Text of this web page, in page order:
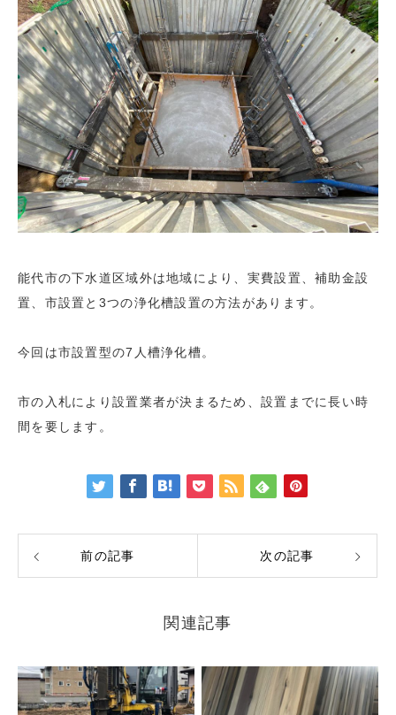
能代市の下水道区域外は地域により、実費設置、補助金設
置、市設置と3つの浄化槽設置の方法があります。
今回は市設置型の7人槽浄化槽。
市の入札により設置業者が決まるため、設置までに長い時
間を要します。
前の記事 次の記事
関連記事